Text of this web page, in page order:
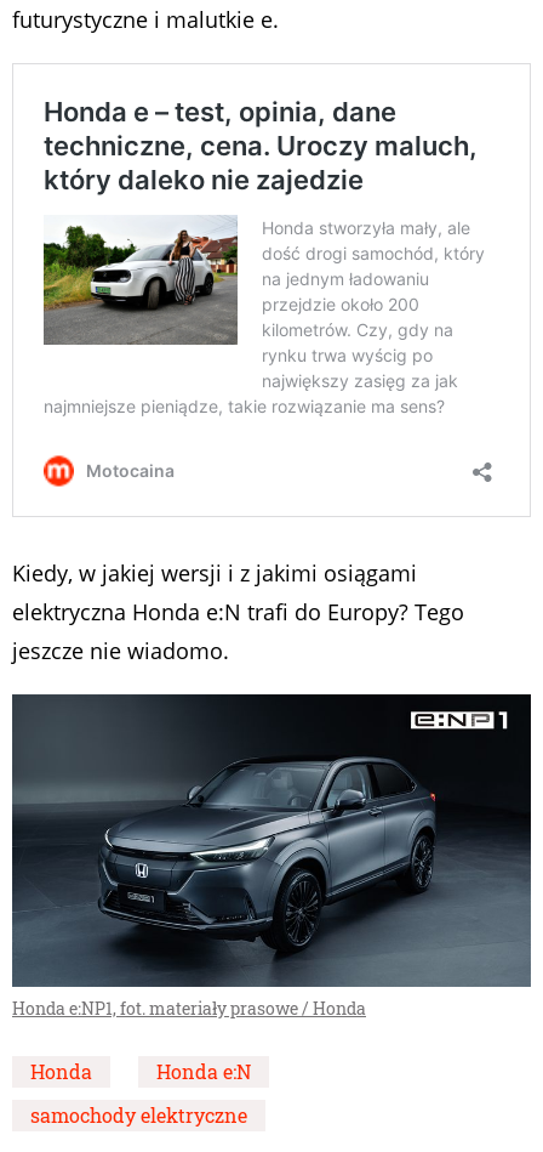
futurystyczne i malutkie e.
Kiedy, w jakiej wersji i z jakimi osiągami
elektryczna Honda e:N trafi do Europy? Tego
jeszcze nie wiadomo.
Honda e:NP1, fot. materiały prasowe / Honda
Honda
Honda e:N
samochody elektryczne